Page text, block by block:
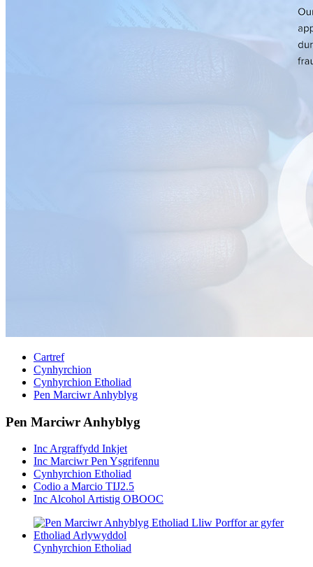
Cartref
Cynhyrchion
Cynhyrchion Etholiad
Pen Marciwr Anhyblyg
Pen Marciwr Anhyblyg
Inc Argraffydd Inkjet
Inc Marciwr Pen Ysgrifennu
Cynhyrchion Etholiad
Codio a Marcio TIJ2.5
Inc Alcohol Artistig OBOOC
Cynhyrchion Etholiad